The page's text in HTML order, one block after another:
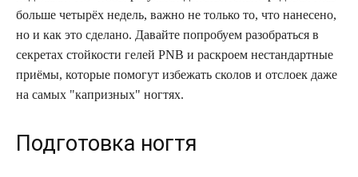
больше четырёх недель, важно не только то, что нанесено,
но и как это сделано. Давайте попробуем разобраться в
секретах стойкости гелей PNB и раскроем нестандартные
приёмы, которые помогут избежать сколов и отслоек даже
на самых "капризных" ногтях.
Подготовка ногтя